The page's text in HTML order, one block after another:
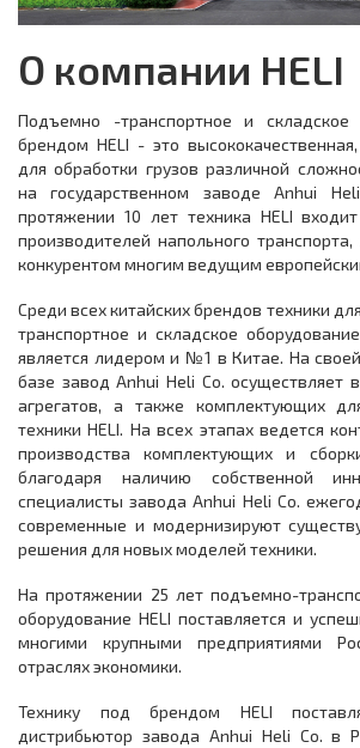
О компании HELI
Подъемно -транспортное и складское
брендом HELI - это
для обработки грузов различной
на государственном заводе Anhui
протяжении 10 лет техника HELI
производителей напольного
конкурентом многим ведущим
Среди всех китайских брендов техники
транспортное и складское
является лидером и №1 в Китае. На
базе завод Anhui Heli Co. осуществляет
агрегатов, а также комплектующих
техники HELI. На всех этапах ведется
производства комплектующих и
благодаря наличию собственной
специалисты завода Anhui Heli Co.
современные и модернизируют
решения для новых моделей техники.
На протяжении 25 лет подъемно-
оборудование HELI поставляется и
многими крупными предприятиями
отраслях экономики.
Технику под брендом HELI
дистрибьютор завода Anhui Heli Co. в